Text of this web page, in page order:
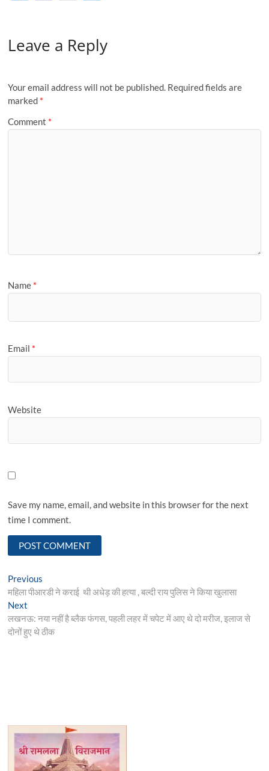
b
o
k
d
n
e
Leave a Reply
Your email address will not be published. Required fields are
marked *
Comment *
Name *
Email *
Website
Save my name, email, and website in this browser for the next
time I comment.
Post
navigation
Previous
post:
महिला पीआरडी ने कराई थी अधेड़ की हत्या , बल्दी राय पुलिस ने किया खुलासा
Next
post:
लखनऊ: नया नहीं है ब्लैक फंगस, पहली लहर में चपेट में आए थे दो मरीज, इलाज से
दोनों हुए थे ठीक